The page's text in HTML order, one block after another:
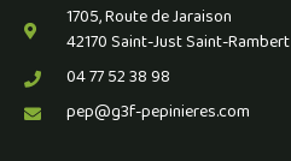
1705, Route de Jaraison
42170 Saint-Just Saint-Rambert
04 77 52 38 98
pep@g3f-pepinieres.com